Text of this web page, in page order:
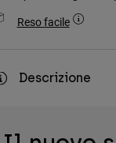
Reso facile
Descrizione